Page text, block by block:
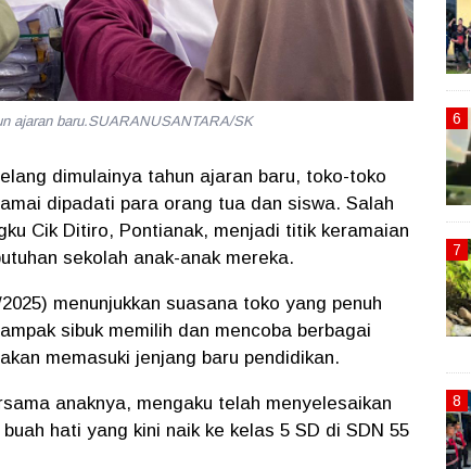
ajaran baru.SUARANUSANTARA/SK
dimulainya tahun ajaran baru, toko-toko
dipadati para orang tua dan siswa. Salah
Cik Ditiro, Pontianak, menjadi titik keramaian
sekolah anak-anak mereka.
menunjukkan suasana toko yang penuh
sibuk memilih dan mencoba berbagai
memasuki jenjang baru pendidikan.
anaknya, mengaku telah menyelesaikan
hati yang kini naik ke kelas 5 SD di SDN 55